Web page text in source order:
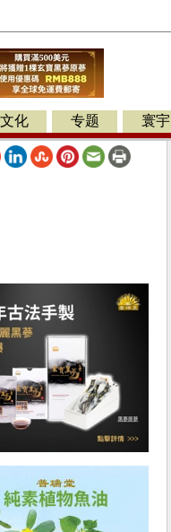
文化 专题 寰宇